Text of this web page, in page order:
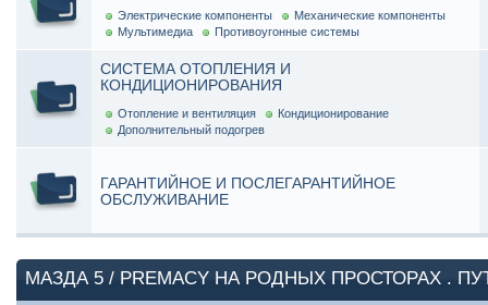
Электрические компоненты
Механические компоненты
Мультимедиа
Противоугонные системы
СИСТЕМА ОТОПЛЕНИЯ И
КОНДИЦИОНИРОВАНИЯ
Отопление и вентиляция
Кондиционирование
Дополнительный подогрев
ГАРАНТИЙНОЕ И ПОСЛЕГАРАНТИЙНОЕ
ОБСЛУЖИВАНИЕ
МАЗДА 5 / PREMACY НА РОДНЫХ ПРОСТОРАХ .